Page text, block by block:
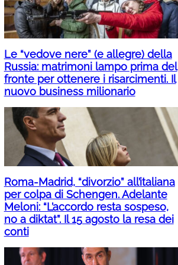
Le “vedove nere” (e allegre) della
Russia: matrimoni lampo prima del
fronte per ottenere i risarcimenti. Il
nuovo business milionario
Roma-Madrid, “divorzio” all’italiana
per colpa di Schengen. Adelante
Meloni: “L’accordo resta sospeso,
no a diktat”. Il 15 agosto la resa dei
conti